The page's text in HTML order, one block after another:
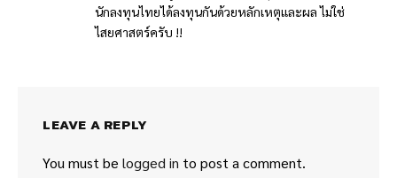
นักลงทุนไทยได้ลงทุนกันด้วยหลักเหตุและผล ไม่ใช่
ไสยศาสตร์ครับ !!
LEAVE A REPLY
You must be logged in to post a comment.